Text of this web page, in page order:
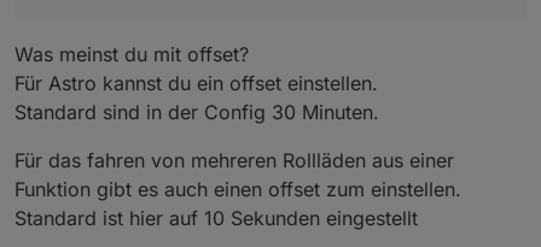
Was meinst du mit offset?
Für Astro kannst du ein offset einstellen.
Standard sind in der Config 30 Minuten.
Für das fahren von mehreren Rollläden aus einer
Funktion gibt es auch einen offset zum einstellen.
Standard ist hier auf 10 Sekunden eingestellt